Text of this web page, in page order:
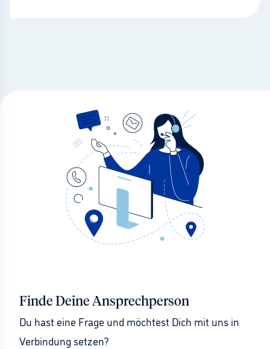
Finde Deine Ansprechperson
Du hast eine Frage und möchtest Dich mit uns in
Verbindung setzen?